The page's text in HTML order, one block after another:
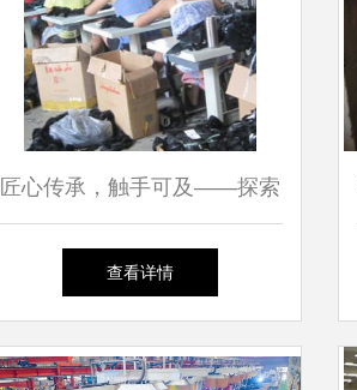
匠心传承，触手可及——探索
故城县郑口圣艺宝皮毛制品厂
查看详情